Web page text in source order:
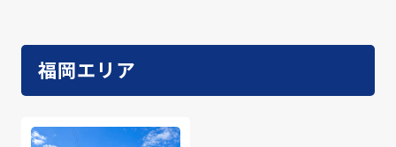
福岡エリア